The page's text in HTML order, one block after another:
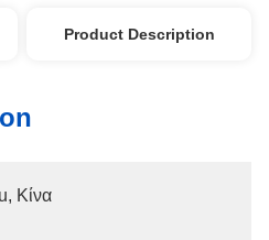
Product Description
Κίνα